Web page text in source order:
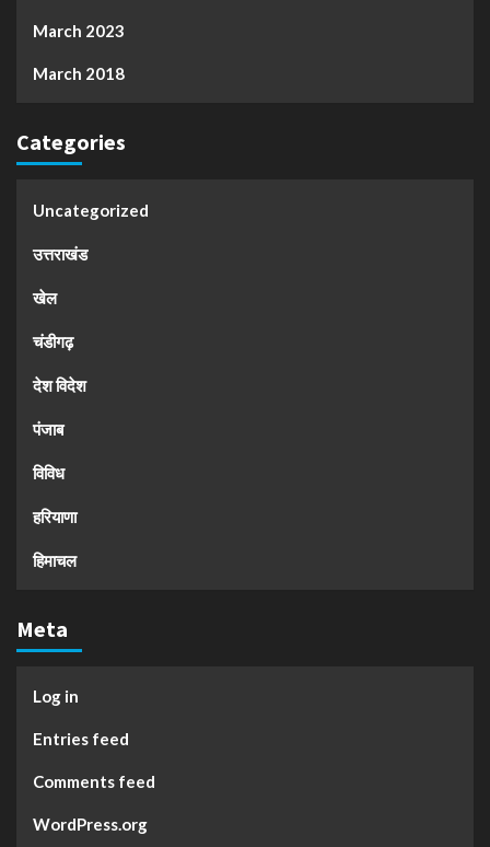
March 2023
March 2018
Categories
Uncategorized
उत्तराखंड
खेल
चंडीगढ़
देश विदेश
पंजाब
विविध
हरियाणा
हिमाचल
Meta
Log in
Entries feed
Comments feed
WordPress.org